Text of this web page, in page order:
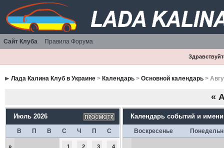
Сайт Клуба Правила Форума
Лада Калина Клуб в Украине> Календарь> Основной календарь>
«
Июль 2026
В П В С Ч П С
» 1 2 3 4
Календарь событий и
Воскресенье